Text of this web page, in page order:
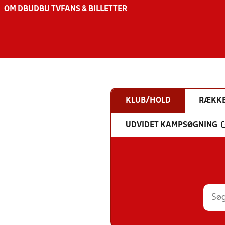
OM DBU DBU TV FANS & BILLETTER
KLUB/HOLD
UDVIDET KAMPSØGNING